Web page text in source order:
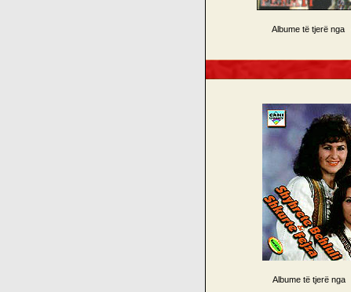
Albume të tjerë nga
Albume të tjerë nga